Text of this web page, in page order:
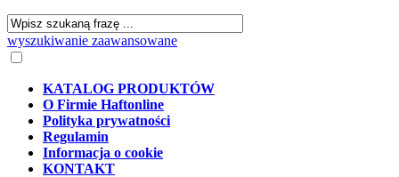
wyszukiwanie zaawansowane
KATALOG PRODUKTÓW
O Firmie Haftonline
Polityka prywatności
Regulamin
Informacja o cookie
KONTAKT